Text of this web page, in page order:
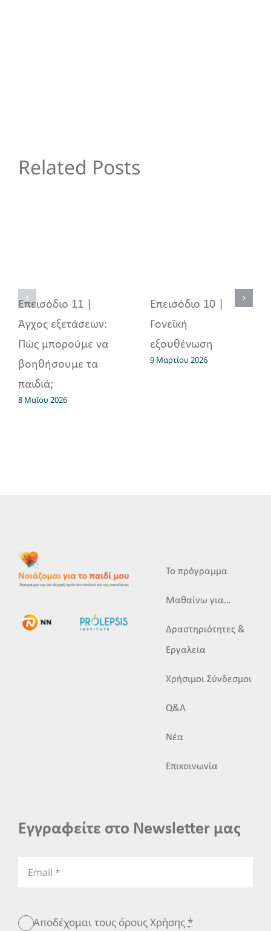
Related Posts
Επεισόδιο 11 |
Άγχος εξετάσεων:
Πώς μπορούμε να
βοηθήσουμε τα
παιδιά;
8 Μαΐου 2026
Επεισόδιο 10 |
Γονεϊκή
εξουθένωση
9 Μαρτίου 2026
Το πρόγραμμα
Μαθαίνω για…
Δραστηριότητες &
Εργαλεία
Χρήσιμοι Σύνδεσμοι
Q&A
Νέα
Επικοινωνία
Εγγραφείτε στο Newsletter μας
Αποδέχομαι τους όρους Χρήσης*